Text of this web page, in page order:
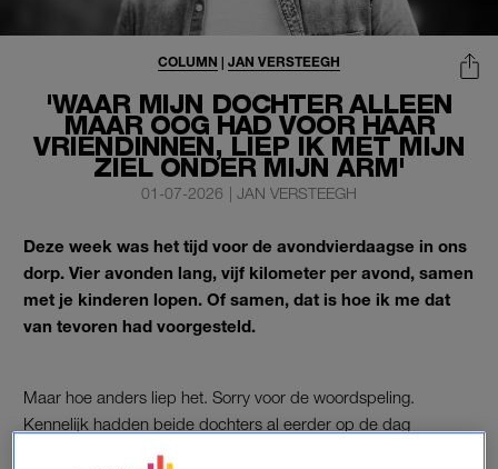
'WAAR MIJN DOCHTER ALLEEN
MAAR OOG HAD VOOR HAAR
VRIENDINNEN, LIEP IK MET MIJN
ZIEL ONDER MIJN ARM'
COLUMN | JAN VERSTEEGH
01-07-2026 | JAN VERSTEEGH
Deze week was het tijd voor de avondvierdaagse in ons
dorp. Vier avonden lang, vijf kilometer per avond, samen
met je kinderen lopen. Of samen, dat is hoe ik me dat
van tevoren had voorgesteld.
Maar hoe anders liep het. Sorry voor de woordspeling.
Kennelijk hadden beide dochters al eerder op de dag
afgesproken met wie ze zouden gaan wandelen. Er waren